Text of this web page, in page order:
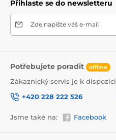
Přihlaste se do newsletteru
Zde napište váš e-mail
Potřebujete poradit offline
Zákaznický servis je k dispozici
+420 228 222 526
Jsme také na: Facebook